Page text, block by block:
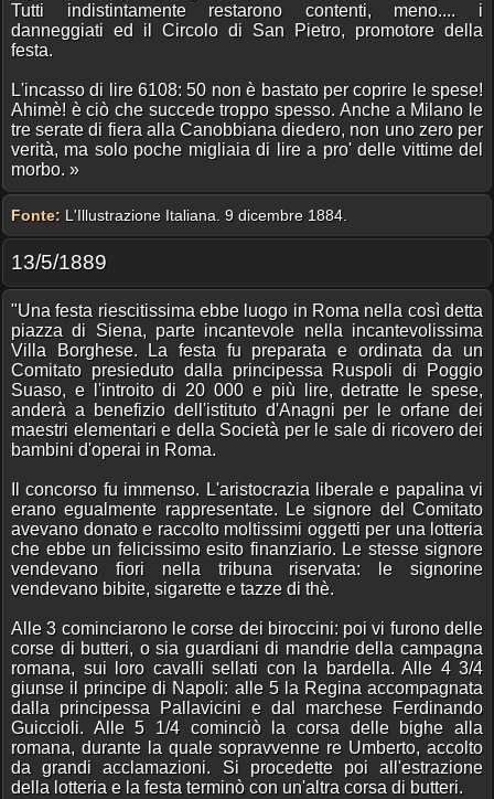
Tutti indistintamente restarono contenti, meno.... i
danneggiati ed il Circolo di San Pietro, promotore della
festa.
L'incasso di lire 6108: 50 non è bastato per coprire le spese!
Ahimè! è ciò che succede troppo spesso. Anche a Milano le
tre serate di fiera alla Canobbiana diedero, non uno zero per
verità, ma solo poche migliaia di lire a pro' delle vittime del
morbo. »
Fonte: L'Illustrazione Italiana. 9 dicembre 1884.
13/5/1889
"Una festa riescitissima ebbe luogo in Roma nella così detta
piazza di Siena, parte incantevole nella incantevolissima
Villa Borghese. La festa fu preparata e ordinata da un
Comitato presieduto dalla principessa Ruspoli di Poggio
Suaso, e l'introito di 20 000 e più lire, detratte le spese,
anderà a benefizio dell'istituto d'Anagni per le orfane dei
maestri elementari e della Società per le sale di ricovero dei
bambini d'operai in Roma.
Il concorso fu immenso. L'aristocrazia liberale e papalina vi
erano egualmente rappresentate. Le signore del Comitato
avevano donato e raccolto moltissimi oggetti per una lotteria
che ebbe un felicissimo esito finanziario. Le stesse signore
vendevano fiori nella tribuna riservata: le signorine
vendevano bibite, sigarette e tazze di thè.
Alle 3 cominciarono le corse dei biroccini: poi vi furono delle
corse di butteri, o sia guardiani di mandrie della campagna
romana, sui loro cavalli sellati con la bardella. Alle 4 3/4
giunse il principe di Napoli: alle 5 la Regina accompagnata
dalla principessa Pallavicini e dal marchese Ferdinando
Guiccioli. Alle 5 1/4 cominciò la corsa delle bighe alla
romana, durante la quale sopravvenne re Umberto, accolto
da grandi acclamazioni. Si procedette poi all'estrazione
della lotteria e la festa terminò con un'altra corsa di butteri.